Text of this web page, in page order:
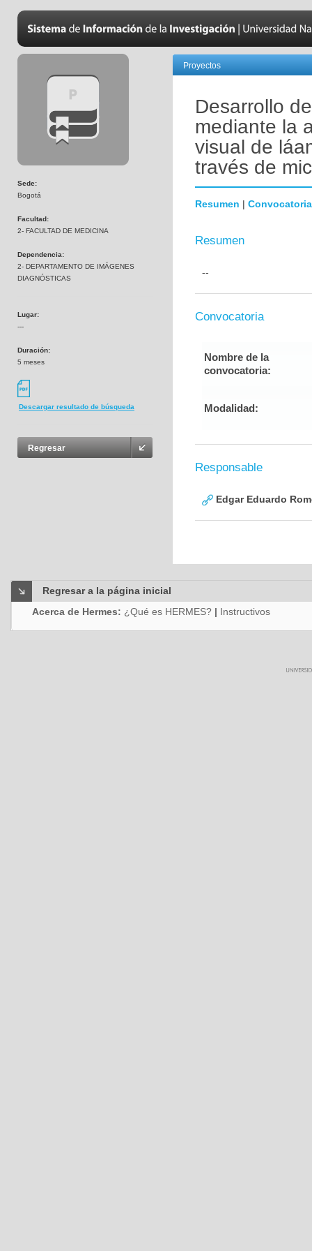
Sede:
Bogotá
Facultad:
2- FACULTAD DE MEDICINA
Dependencia:
2- DEPARTAMENTO DE IMÁGENES
DIAGNÓSTICAS
Lugar:
---
Duración:
5 meses
Descargar resultado de búsqueda
Regresar
Proyectos
Desarrollo
mediante la
visual de
través de
Resumen | Convocatoria
Resumen
--
Convocatoria
Nombre de la
convocatoria:
Modalidad:
Responsable
Edgar Eduardo
Regresar a la página inicial
Acerca de Hermes: ¿Qué es HERMES? | Instructivos